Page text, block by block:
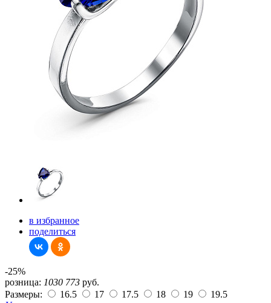
в избранное
поделиться
-25%
розница: 1030 773 руб.
Размеры:
16.5 17 17.5 18 19
19.5